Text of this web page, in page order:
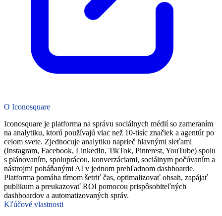
O Iconosquare
Iconosquare je platforma na správu sociálnych médií so zameraním
na analytiku, ktorú používajú viac než 10-tisíc značiek a agentúr po
celom svete. Zjednocuje analytiku naprieč hlavnými sieťami
(Instagram, Facebook, LinkedIn, TikTok, Pinterest, YouTube) spolu
s plánovaním, spoluprácou, konverzáciami, sociálnym počúvaním a
nástrojmi poháňanými AI v jednom prehľadnom dashboarde.
Platforma pomáha tímom šetriť čas, optimalizovať obsah, zapájať
publikum a preukazovať ROI pomocou prispôsobiteľných
dashboardov a automatizovaných správ.
Kľúčové vlastnosti